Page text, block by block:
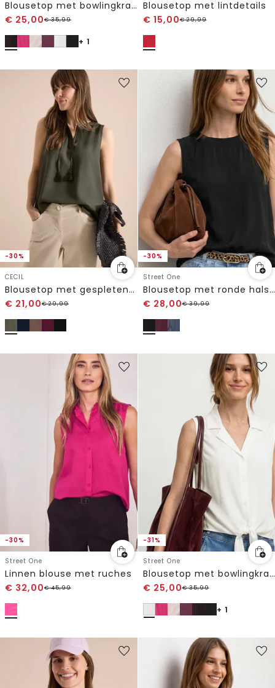
Blousetop met bowlingkraag en knoop
€ 25,00€35,99
+ 1
Blousetop met lintdetails
€ 15,00€29,99
-30%
CECIL
Blousetop met gespleten hals en linten
€ 21,00€29,99
-30%
Street One
Blousetop met ronde hals en banddetail
€ 28,00€39,99
-30%
Street One
Linnen blouse met ruches
€ 32,00€45,99
-31%
Street One
Blousetop met bowlingkraag en knoop
€ 25,00€35,99
+ 1